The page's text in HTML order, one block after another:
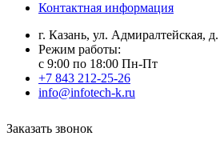
Контактная информация
г. Казань, ул. Адмиралтейская,
Режим работы:
с 9:00 по 18:00 Пн-Пт
+7 843 212-25-26
info@infotech-k.ru
Заказать звонок